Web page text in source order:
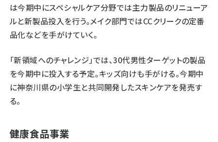
は今期中にスペシャルケア分野では主力製品のリニューア
ルと新製品投入を行う。メイク部門ではCCクリークの定番
品化などを手がけていく。
「新領域へのチャレンジ」では、30代男性ターゲットの製品
を今期中に投入する予定。キッズ向けも手がける。今期中
に神奈川県の小学生と共同開発したスキンケアを発売す
る。
健康食品事業